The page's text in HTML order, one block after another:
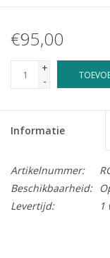
€95,00
+
-
Informatie
Artikelnummer:
Beschikbaarheid:
Levertijd:
1